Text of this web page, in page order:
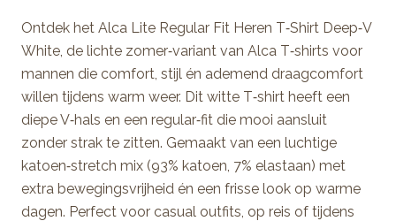
Ontdek het Alca Lite Regular Fit Heren T‑Shirt Deep‑V
White, de lichte zomer‑variant van Alca T‑shirts voor
mannen die comfort, stijl én ademend draagcomfort
willen tijdens warm weer. Dit witte T‑shirt heeft een
diepe V‑hals en een regular‑fit die mooi aansluit
zonder strak te zitten. Gemaakt van een luchtige
katoen‑stretch mix (93% katoen, 7% elastaan) met
extra bewegingsvrijheid én een frisse look op warme
dagen. Perfect voor casual outfits, op reis of tijdens